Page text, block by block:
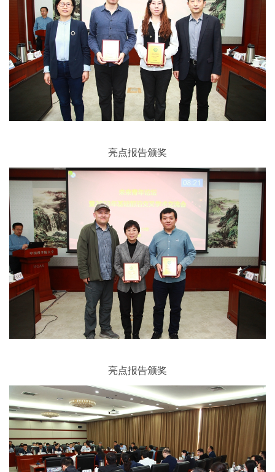
亮点报告颁奖
亮点报告颁奖